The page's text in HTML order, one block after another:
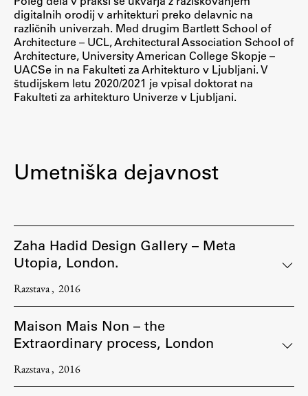
Seminarske teme
Gostujoči profesor
Delavnice
Študentski projekti
Ekskurzije
Založništvo
FA–ZA
Publikacije
AR – Arhitektura, raziskovanje
Igra ustvarjalnosti
digitalnih orodij v arhitekturi preko delavnic na
različnih univerzah. Med drugim Bartlett School of
Architecture – UCL, Architectural Association School of
Architecture, University American College Skopje –
UACSe in na Fakulteti za Arhitekturo v Ljubljani. V
študijskem letu 2020/2021 je vpisal doktorat na
Fakulteti za arhitekturo Univerze v Ljubljani.
Umetniška dejavnost
Zaha Hadid Design Gallery – Meta
Utopia, London.
Razstava 2016
Maison Mais Non – the
Extraordinary process, London
Razstava 2016